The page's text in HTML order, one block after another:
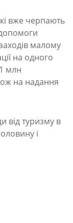
вже черпають
малому
на одного
млн
на надання
від туризму в
і